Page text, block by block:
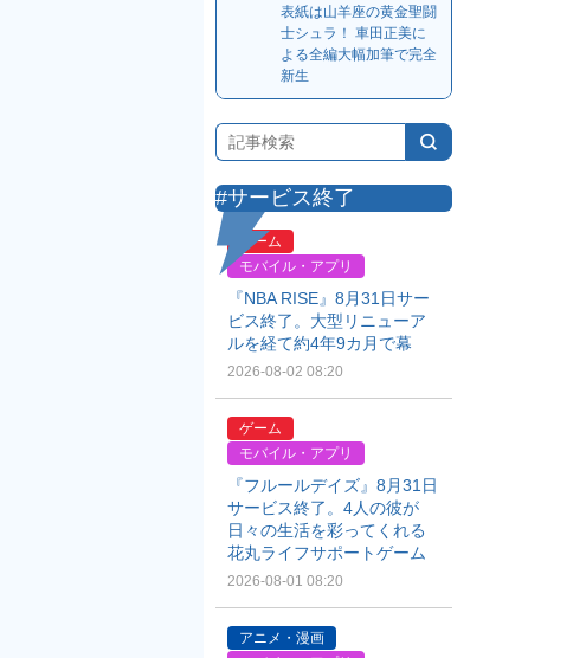
表紙は山羊座の黄金聖闘
士シュラ！ 車田正美に
よる全編大幅加筆で完全
新生
#サービス終了
ゲーム
モバイル・アプリ
『NBA RISE』8月31日サー
ビス終了。大型リニューア
ルを経て約4年9カ月で幕
2026-08-02 08:20
ゲーム
モバイル・アプリ
『フルールデイズ』8月31日
サービス終了。4人の彼が
日々の生活を彩ってくれる
花丸ライフサポートゲーム
2026-08-01 08:20
アニメ・漫画